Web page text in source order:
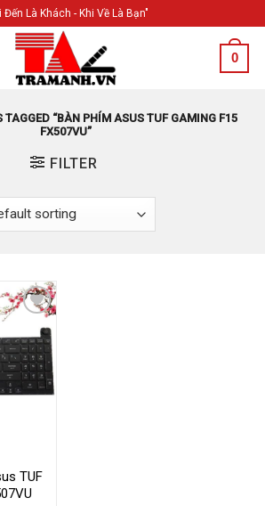
Đến Là Khách - Khi Về Là Bạn"
0
TAGGED “BÀN PHÍM ASUS TUF GAMING F15
FX507VU”
FILTER
Add to
Wishlist
TUF